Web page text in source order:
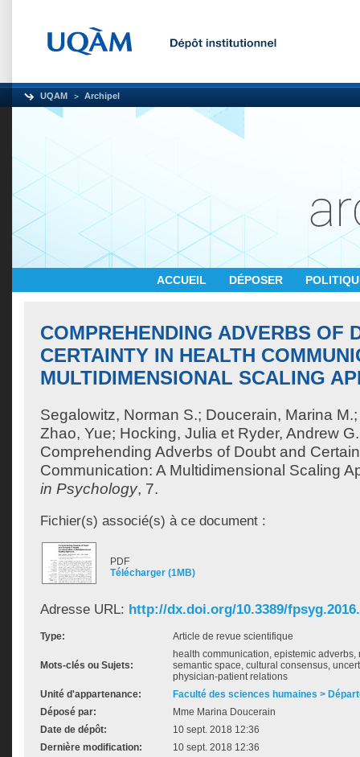
UQAM Archipel
ACCUEIL DÉPOSER
COMPREHENDING ADVERBS OF
CERTAINTY IN HEALTH
MULTIDIMENSIONAL SCALING
Segalowitz, Norman S.; Doucerain, Marina M.
Zhao, Yue; Hocking, Julia et Ryder, Andrew G.
Comprehending Adverbs of Doubt and
Communication: A Multidimensional Scaling
in Psychology, 7.
Fichier(s) associé(s) à ce document :
PDF
Télécharger (1MB)
Adresse URL: http://dx.doi.org/10.3389/
Type: Article de revue scientifique
Mots-clés ou Sujets:
health communication, epistemic
semantic space, cultural consensus,
physician-patient relations
Unité d'appartenance:
Faculté des sciences humaines >
Déposé par:
Mme Marina Doucerain
Date de dépôt:
10 sept. 2018 12:36
Dernière modification:
10 sept. 2018 12:36